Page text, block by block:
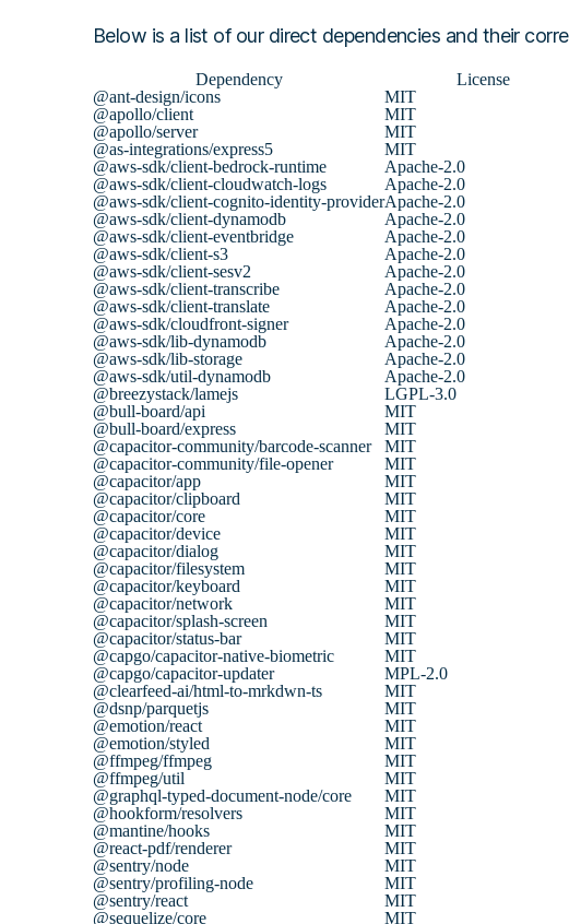
Below is a list of our direct dependencies and their
Dependency
License
@ant-design/icons
MIT
@apollo/client
MIT
@apollo/server
MIT
@as-integrations/express5
MIT
@aws-sdk/client-bedrock-runtime
Apache-2.0
@aws-sdk/client-cloudwatch-logs
Apache-2.0
@aws-sdk/client-cognito-identity-providerApache-2.0
@aws-sdk/client-dynamodb
Apache-2.0
@aws-sdk/client-eventbridge
Apache-2.0
@aws-sdk/client-s3
Apache-2.0
@aws-sdk/client-sesv2
Apache-2.0
@aws-sdk/client-transcribe
Apache-2.0
@aws-sdk/client-translate
Apache-2.0
@aws-sdk/cloudfront-signer
Apache-2.0
@aws-sdk/lib-dynamodb
Apache-2.0
@aws-sdk/lib-storage
Apache-2.0
@aws-sdk/util-dynamodb
Apache-2.0
@breezystack/lamejs
LGPL-3.0
@bull-board/api
MIT
@bull-board/express
MIT
@capacitor-community/barcode-scanner
MIT
@capacitor-community/file-opener
MIT
@capacitor/app
MIT
@capacitor/clipboard
MIT
@capacitor/core
MIT
@capacitor/device
MIT
@capacitor/dialog
MIT
@capacitor/filesystem
MIT
@capacitor/keyboard
MIT
@capacitor/network
MIT
@capacitor/splash-screen
MIT
@capacitor/status-bar
MIT
@capgo/capacitor-native-biometric
MIT
@capgo/capacitor-updater
MPL-2.0
@clearfeed-ai/html-to-mrkdwn-ts
MIT
@dsnp/parquetjs
MIT
@emotion/react
MIT
@emotion/styled
MIT
@ffmpeg/ffmpeg
MIT
@ffmpeg/util
MIT
@graphql-typed-document-node/core
MIT
@hookform/resolvers
MIT
@mantine/hooks
MIT
@react-pdf/renderer
MIT
@sentry/node
MIT
@sentry/profiling-node
MIT
@sentry/react
MIT
@sequelize/core
MIT